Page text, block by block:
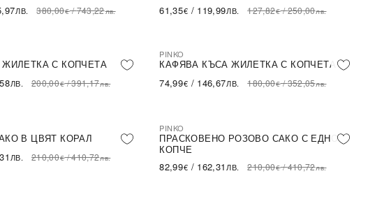
ЛВ. 380,00€/743,22лв.
61,35€ / 119,99ЛВ. 127,82€/250,00лв.
ПОСЛЕДНА БРОЙКА
С КОПЧЕТА
ЛВ. 200,00€/391,17лв.
NEW IN ПОСЛЕДНА БРОЙКА
PINKO
КАФЯВА КЪСА ЖИЛЕТКА С КОПЧЕТА
74,99€ / 146,67ЛВ. 180,00€/352,05лв.
В ЦВЯТ КОРАЛ
ЛВ. 210,00€/410,72лв.
NEW IN ПОСЛЕДНА БРОЙКА
PINKO
ПРАСКОВЕНО РОЗОВО САКО С ЕДНО
КОПЧЕ
82,99€ / 162,31 ЛВ. 210,00€/410,72лв.